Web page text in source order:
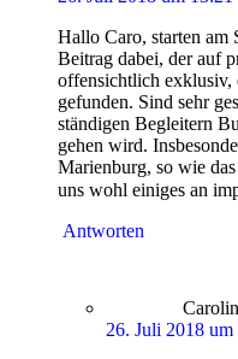
Hallo Caro, starten am
Beitrag dabei, der auf
offensichtlich exklusiv,
gefunden. Sind sehr
ständigen Begleitern
gehen wird.
Marienburg, so wie
uns wohl einiges an
Antworten
26. Juli 2018